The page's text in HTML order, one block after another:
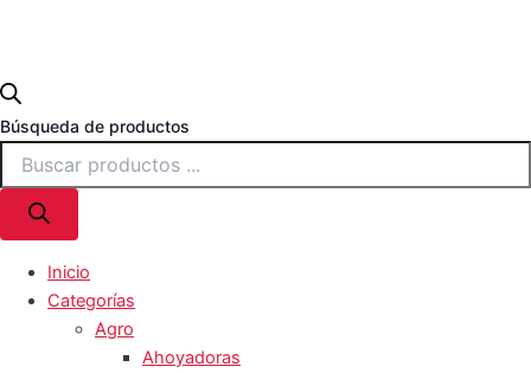
Búsqueda de productos
Inicio
Categorías
Agro
Ahoyadoras